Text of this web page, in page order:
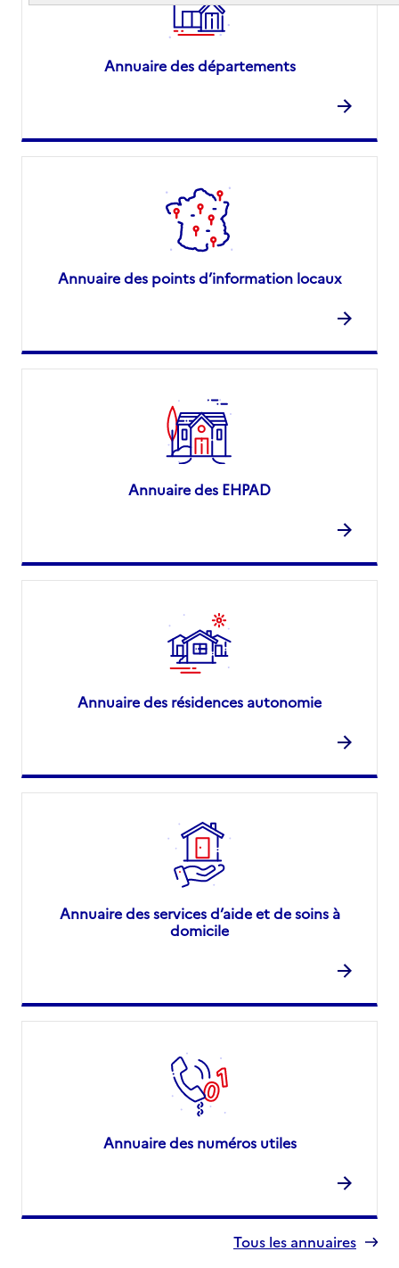
Annuaire des départements
Annuaire des points d’information locaux
Annuaire des EHPAD
Annuaire des résidences autonomie
Annuaire des services d’aide et de soins à
domicile
Annuaire des numéros utiles
Tous les annuaires